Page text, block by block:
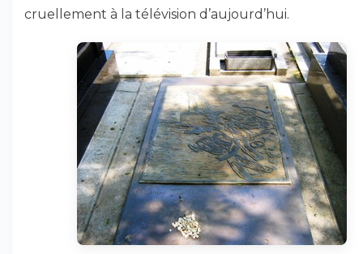
cruellement à la télévision d’aujourd’hui.